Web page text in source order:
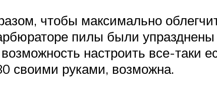
чтобы максимально
пилы были упразднены
настроить все-таки
своими руками, возможна.